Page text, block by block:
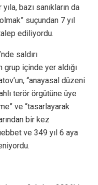
bazı sanıkların da
suçundan 7 yıl
ediliyordu.
saldırı
içinde yer aldığı
“anayasal düzeni
terör örgütüne üye
ve “tasarlayarak
bir kez
ve 349 yıl 6 aya